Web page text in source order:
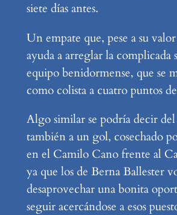
siete días antes.
Un empate que, pese a su
ayuda a arreglar la complicada
equipo benidormense, que se
como colista a cuatro puntos
Algo similar se podría decir
también a un gol, cosechado
en el Camilo Cano frente al
ya que los de Berna Ballester
desaprovechar una bonita
seguir acercándose a esos